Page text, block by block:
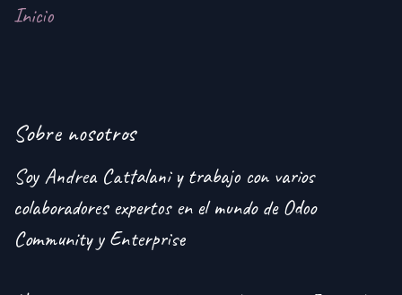
Inicio
Sobre nosotros
Soy Andrea Cattalani y trabajo con varios
colaboradores expertos en el mundo de Odoo
Community y Enterprise